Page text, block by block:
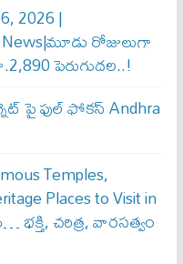
2026 |
News|మూడు రోజులుగా
పెరుగుద‌ల‌..!
పై ఫుల్ ఫోక‌స్ Andhra
Temples,
Places to Visit in
భక్తి, చరిత్ర, వారసత్వం